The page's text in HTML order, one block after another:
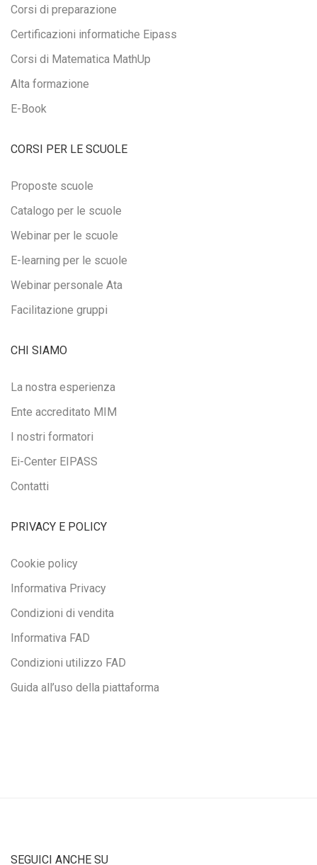
Corsi di preparazione
Certificazioni informatiche Eipass
Corsi di Matematica MathUp
Alta formazione
E-Book
CORSI PER LE SCUOLE
Proposte scuole
Catalogo per le scuole
Webinar per le scuole
E-learning per le scuole
Webinar personale Ata
Facilitazione gruppi
CHI SIAMO
La nostra esperienza
Ente accreditato MIM
I nostri formatori
Ei-Center EIPASS
Contatti
PRIVACY E POLICY
Cookie policy
Informativa Privacy
Condizioni di vendita
Informativa FAD
Condizioni utilizzo FAD
Guida all’uso della piattaforma
SEGUICI ANCHE SU